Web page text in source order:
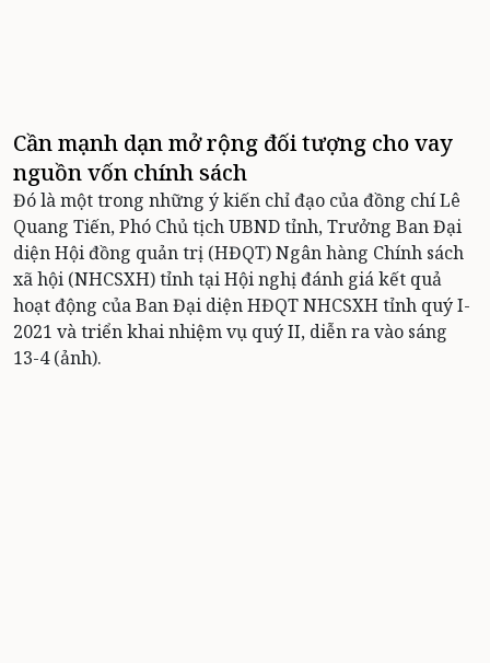
Cần mạnh dạn mở rộng đối tượng cho vay
nguồn vốn chính sách
Đó là một trong những ý kiến chỉ đạo của đồng chí Lê
Quang Tiến, Phó Chủ tịch UBND tỉnh, Trưởng Ban Đại
diện Hội đồng quản trị (HĐQT) Ngân hàng Chính sách
xã hội (NHCSXH) tỉnh tại Hội nghị đánh giá kết quả
hoạt động của Ban Đại diện HĐQT NHCSXH tỉnh quý I-
2021 và triển khai nhiệm vụ quý II, diễn ra vào sáng
13-4 (ảnh).